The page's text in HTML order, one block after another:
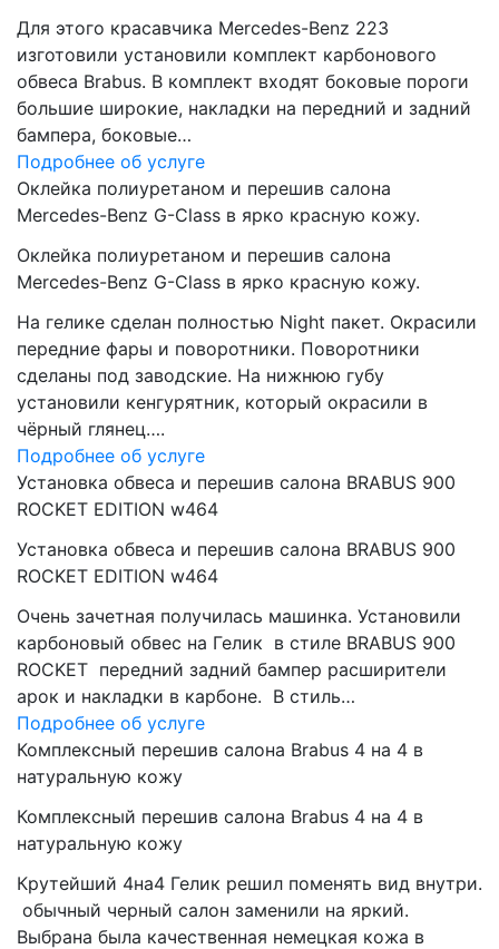
Для этого красавчика Mercedes-Benz 223
изготовили установили комплект карбонового
обвеса Brabus. В комплект входят боковые пороги
большие широкие, накладки на передний и задний
бампера, боковые…
Подробнее об услуге
Оклейка полиуретаном и перешив салона
Mercedes-Benz G-Class в ярко красную кожу.
Оклейка полиуретаном и перешив салона
Mercedes-Benz G-Class в ярко красную кожу.
На гелике сделан полностью Night пакет. Окрасили
передние фары и поворотники. Поворотники
сделаны под заводские. На нижнюю губу
установили кенгурятник, который окрасили в
чёрный глянец….
Подробнее об услуге
Установка обвеса и перешив салона BRABUS 900
ROCKET EDITION w464
Установка обвеса и перешив салона BRABUS 900
ROCKET EDITION w464
Очень зачетная получилась машинка. Установили
карбоновый обвес на Гелик в стиле BRABUS 900
ROCKET передний задний бампер расширители
арок и накладки в карбоне. В стиль…
Подробнее об услуге
Комплексный перешив салона Brabus 4 на 4 в
натуральную кожу
Комплексный перешив салона Brabus 4 на 4 в
натуральную кожу
Крутейший 4на4 Гелик решил поменять вид внутри.
обычный черный салон заменили на яркий.
Выбрана была качественная немецкая кожа в